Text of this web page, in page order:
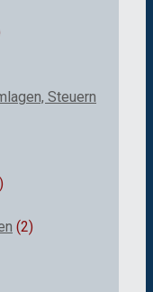
Steuern
(2)